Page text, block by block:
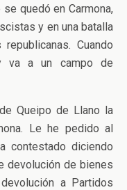
quedó en Carmona,
y en una batalla
Cuando
va a un campo de
Queipo de Llano la
Le he pedido al
contestado diciendo
devolución de bienes
a Partidos